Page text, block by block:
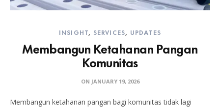
INSIGHT, SERVICES, UPDATES
Membangun Ketahanan Pangan
Komunitas
ON JANUARY 19, 2026
Membangun ketahanan pangan bagi komunitas tidak lagi